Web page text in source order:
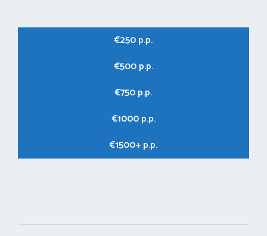
€250 p.p.
€500 p.p.
€750 p.p.
€1000 p.p.
€1500+ p.p.